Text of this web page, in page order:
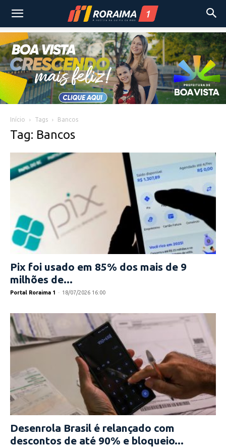
Início Tags Bancos
Tag: Bancos
Pix foi usado em 85% dos mais de 9
milhões de...
Portal Roraima 1 - 18/07/2026 16:00
Desenrola Brasil é relançado com
descontos de até 90% e bloqueio...